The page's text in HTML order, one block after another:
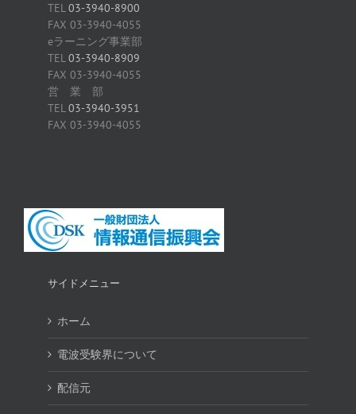
TEL03-3940-8900
FAX 03-3940-4055
eラーニング事業部
TEL03-3940-8909
FAX 03-3940-4055
営 業 部
TEL03-3940-3951
FAX 03-3940-4055
サイドメニュー
ホーム
電波受験界について
配信元